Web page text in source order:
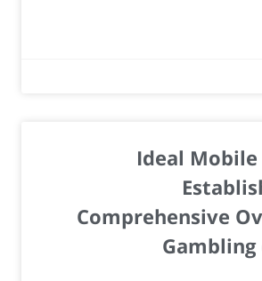
Ideal
Comprehensive
Gambling